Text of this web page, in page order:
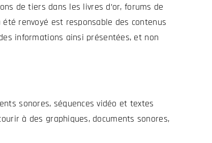
de tiers dans les livres d’or, forums de
renvoyé est responsable des contenus
informations ainsi présentées, et non
sonores, séquences vidéo et textes
à des graphiques, documents sonores,